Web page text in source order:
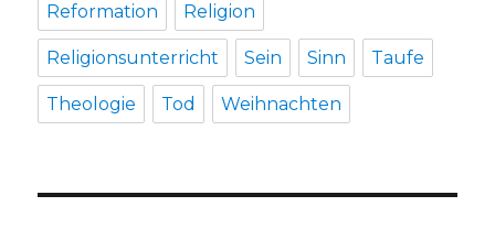
Reformation Religion
Religionsunterricht Sein Sinn Taufe
Theologie Tod Weihnachten